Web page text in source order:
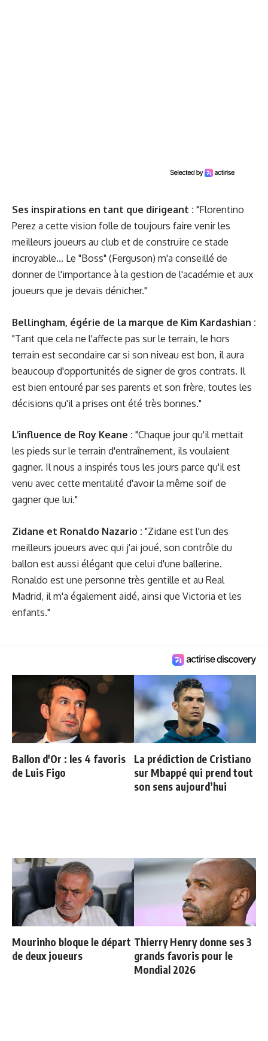
Ses inspirations en tant que dirigeant : "Florentino
Perez a cette vision folle de toujours faire venir les
meilleurs joueurs au club et de construire ce stade
incroyable... Le "Boss" (Ferguson) m'a conseillé de
donner de l'importance à la gestion de l'académie et aux
joueurs que je devais dénicher."
Bellingham, égérie de la marque de Kim Kardashian :
"Tant que cela ne l'affecte pas sur le terrain, le hors
terrain est secondaire car si son niveau est bon, il aura
beaucoup d'opportunités de signer de gros contrats. Il
est bien entouré par ses parents et son frère, toutes les
décisions qu'il a prises ont été très bonnes."
L’influence de Roy Keane : "Chaque jour qu'il mettait
les pieds sur le terrain d'entraînement, ils voulaient
gagner. Il nous a inspirés tous les jours parce qu'il est
venu avec cette mentalité d'avoir la même soif de
gagner que lui."
Zidane et Ronaldo Nazario : "Zidane est l'un des
meilleurs joueurs avec qui j'ai joué, son contrôle du
ballon est aussi élégant que celui d'une ballerine.
Ronaldo est une personne très gentille et au Real
Madrid, il m'a également aidé, ainsi que Victoria et les
enfants."
Ballon d'Or : les 4 favoris
de Luis Figo
La prédiction de Cristiano
sur Mbappé qui prend tout
son sens aujourd’hui
Mourinho bloque le départ
de deux joueurs
Thierry Henry donne ses 3
grands favoris pour le
Mondial 2026